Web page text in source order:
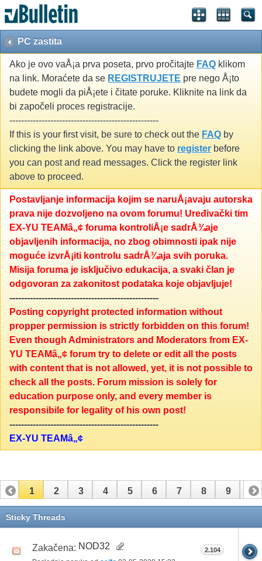
PC zastita
Ako je ovo vaÅ¡a prva poseta, prvo pročitajte FAQ klikom
na link. Moraćete da se REGISTRUJETE pre nego Å¡to
budete mogli da piÅ¡ete i čitate poruke. Kliknite na link da
bi započeli proces registracije.
---------------------------------------------------
If this is your first visit, be sure to check out the FAQ by
clicking the link above. You may have to register before
you can post and read messages. Click the register link
above to proceed.
Postavljanje informacija kojim se naruÅ¡avaju autorska
prava nije dozvoljeno na ovom forumu! Uređivački tim
EX-YU TEAMâ„¢ foruma kontroliÅ¡e sadrÅ¾aje
objavljenih informacija, no zbog obimnosti ipak nije
moguće izvrÅ¡iti kontrolu sadrÅ¾aja svih poruka.
Misija foruma je isključivo edukacija, a svaki član je
odgovoran za zakonitost podataka koje objavljuje!
---------------------------------------------------
Posting copyright protected information without
propper permission is strictly forbidden on this forum!
Even though Administrators and Moderators from EX-
YU TEAMâ„¢ forum try to delete or edit all the posts
with content that is not allowed, yet, it is not possible to
check all the posts. Forum mission is solely for
education purpose only, and every member is
responsibile for legality of his own post!
---------------------------------------------------
EX-YU TEAMâ„¢
1 2 3 4 5 6 7 8 9 10
11 12
Sticky Threads
Zakačena: NOD32 2.104